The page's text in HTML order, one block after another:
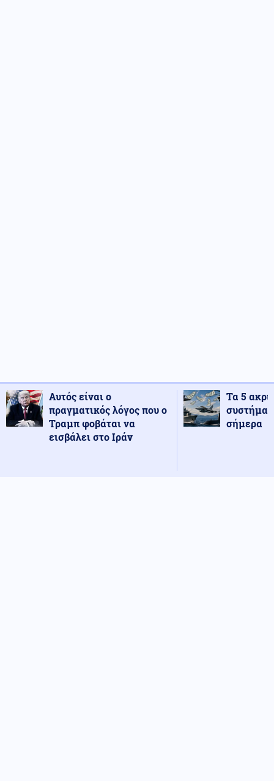
Αυτός είναι ο
πραγματικός λόγος που ο
Τραμπ φοβάται να
εισβάλει στο Ιράν
Τα 5
σήμερα